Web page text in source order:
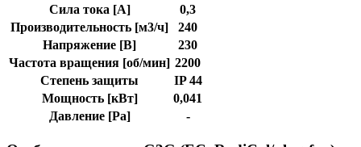
Сила тока [A]
0,3
Производительность [м3/ч]
240
Напряжение [В]
230
Частота вращения [об/мин] 2200
Степень защиты
IP 44
Мощность [кВт]
0,041
Давление [Pa]
-